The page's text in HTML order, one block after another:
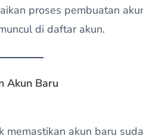
proses pembuatan
di daftar akun.
Akun Baru
memastikan akun baru